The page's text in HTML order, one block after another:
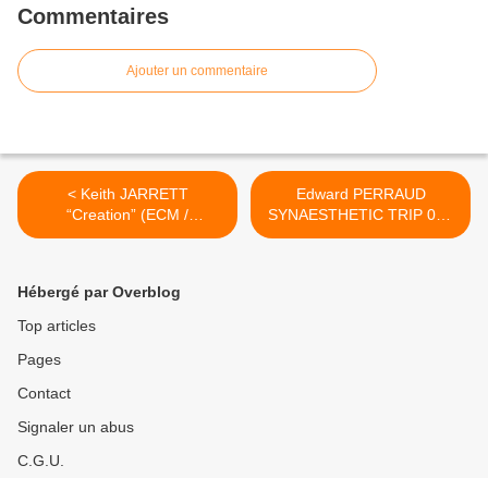
Commentaires
Ajouter un commentaire
< Keith JARRETT
“Creation” (ECM /
Universal)
Edward PERRAUD
SYNAESTHETIC TRIP 02 :
“Beyond the Predictable
Hébergé par Overblog
Top articles
Pages
Contact
Signaler un abus
C.G.U.